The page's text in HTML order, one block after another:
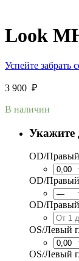
Look
Успейте забрать
3 900 ₽
В наличии
Укажите
OD/Правый
OD/Правый
OD/Правый
OS/Левый
OS/Левый